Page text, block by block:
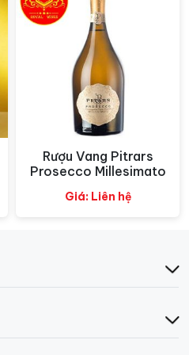
làm thực phẩm. Trong
của nghề trồng nho Venice
thương mại của Venice,
khẩu rượu vang Veneto ở
giới thiệu rượu vang nước
phẩm được sản xuất ở Hy
người thổi thủy tinh nổi
phần vào việc truyền bá
và ly thủy tinh Murano lan
tinh mới ngay lập tức
Extra Dry được làm từ
1.180.000 ₫.
Xem nhanh
Rượu Vang Pitrars
Prosecco Millesimato
Giá: Liên hệ